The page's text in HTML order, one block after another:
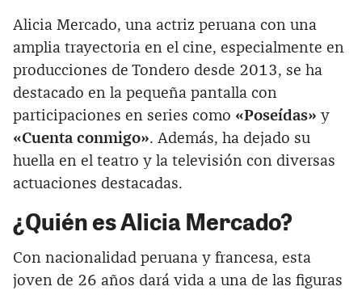
Alicia Mercado, una actriz peruana con una
amplia trayectoria en el cine, especialmente en
producciones de Tondero desde 2013, se ha
destacado en la pequeña pantalla con
participaciones en series como «Poseídas» y
«Cuenta conmigo». Además, ha dejado su
huella en el teatro y la televisión con diversas
actuaciones destacadas.
¿Quién es Alicia Mercado?
Con nacionalidad peruana y francesa, esta
joven de 26 años dará vida a una de las figuras